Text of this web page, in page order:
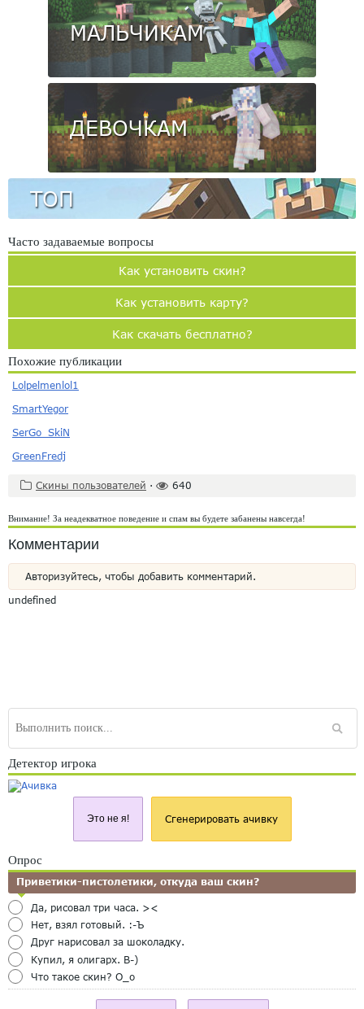
МАЛЬЧИКАМ
ДЕВОЧКАМ
ТОП
Часто задаваемые вопросы
Как установить скин?
Как установить карту?
Как скачать бесплатно?
Похожие публикации
Lolpelmenlol1
SmartYegor
SerGo_SkiN
GreenFredj
Скины пользователей · 640
Внимание! За неадекватное поведение и спам вы будете забанены навсегда!
Комментарии
Авторизуйтесь, чтобы добавить комментарий.
undefined
Детектор игрока
Это не я! Сгенерировать ачивку
Опрос
Приветики-пистолетики, откуда ваш скин?
Да, рисовал три часа. ><
Нет, взял готовый. :-Ъ
Друг нарисовал за шоколадку.
Купил, я олигарх. B-)
Что такое скин? O_o